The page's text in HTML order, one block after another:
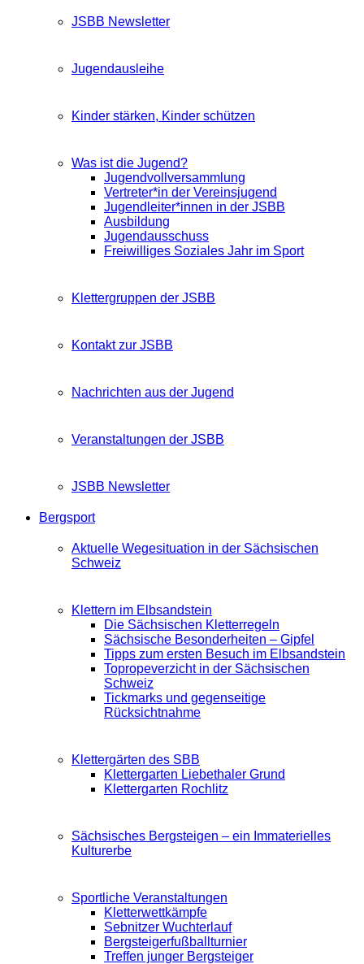
JSBB Newsletter
Jugendausleihe
Kinder stärken, Kinder schützen
Was ist die Jugend?
Jugendvollversammlung
Vertreter*in der Vereinsjugend
Jugendleiter*innen in der JSBB
Ausbildung
Jugendausschuss
Freiwilliges Soziales Jahr im Sport
Klettergruppen der JSBB
Kontakt zur JSBB
Nachrichten aus der Jugend
Veranstaltungen der JSBB
JSBB Newsletter
Bergsport
Aktuelle Wegesituation in der Sächsischen
Schweiz
Klettern im Elbsandstein
Die Sächsischen Kletterregeln
Sächsische Besonderheiten – Gipfel
Tipps zum ersten Besuch im Elbsandstein
Topropeverzicht in der Sächsischen
Schweiz
Tickmarks und gegenseitige
Rücksichtnahme
Klettergärten des SBB
Klettergarten Liebethaler Grund
Klettergarten Rochlitz
Sächsisches Bergsteigen – ein Immaterielles
Kulturerbe
Sportliche Veranstaltungen
Kletterwettkämpfe
Sebnitzer Wuchterlauf
Bergsteigerfußballturnier
Treffen junger Bergsteiger